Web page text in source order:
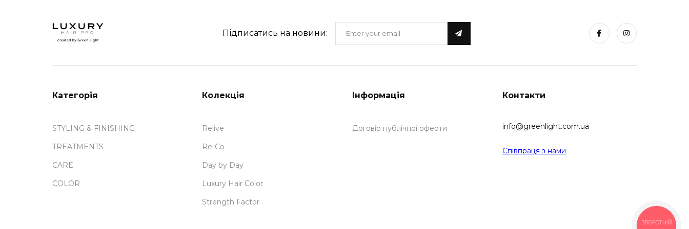
@green_light_ukraine
Підписатись на новини:
Категорія
STYLING & FINISHING
TREATMENTS
CARE
COLOR
Колекція
Relive
Re-Co
Day by Day
Luxury Hair Color
Strength Factor
Інформація
Договір публічної оферти
Контакти
info@greenlight.com.ua
Співпраця з нами
ЗВОРОТНІЙ